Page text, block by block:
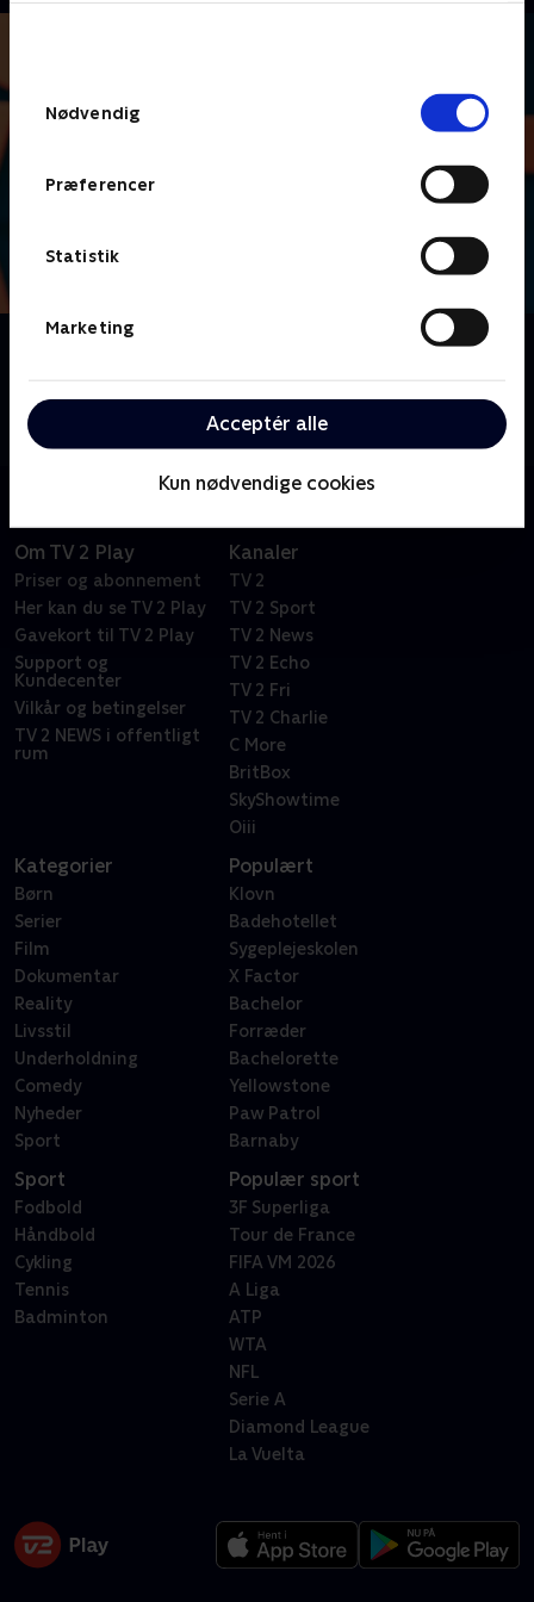
Nødvendig
Præferencer
Statistik
Marketing
Acceptér alle
Kun nødvendige cookies
uvaner, når vi byder velkommen til livsstilsquizzen
'Lige i skabet'.
Om TV 2 Play
Priser og abonnement
Her kan du se TV 2 Play
Gavekort til TV 2 Play
Support og
Kundecenter
Vilkår og betingelser
TV 2 NEWS i offentligt
rum
Kanaler
TV 2
TV 2 Sport
TV 2 News
TV 2 Echo
TV 2 Fri
TV 2 Charlie
C More
BritBox
SkyShowtime
Oiii
Kategorier
Børn
Serier
Film
Dokumentar
Reality
Livsstil
Underholdning
Comedy
Nyheder
Sport
Populært
Klovn
Badehotellet
Sygeplejeskolen
X Factor
Bachelor
Forræder
Bachelorette
Yellowstone
Paw Patrol
Barnaby
Sport
Fodbold
Håndbold
Cykling
Tennis
Badminton
Populær sport
3F Superliga
Tour de France
FIFA VM 2026
A Liga
ATP
WTA
NFL
Serie A
Diamond League
La Vuelta